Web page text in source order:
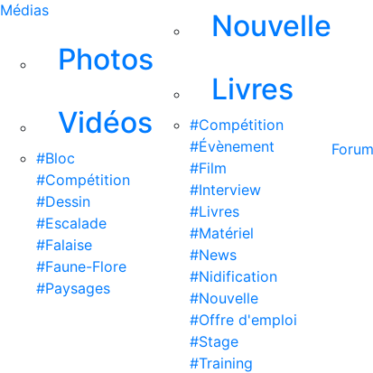
Médias
Photos
Vidéos
#Bloc
#Compétition
#Dessin
#Escalade
#Falaise
#Faune-Flore
#Paysages
Nouvelle
Livres
#Compétition
#Évènement
#Film
#Interview
#Livres
#Matériel
#News
#Nidification
#Nouvelle
#Offre d'emploi
#Stage
#Training
Forum